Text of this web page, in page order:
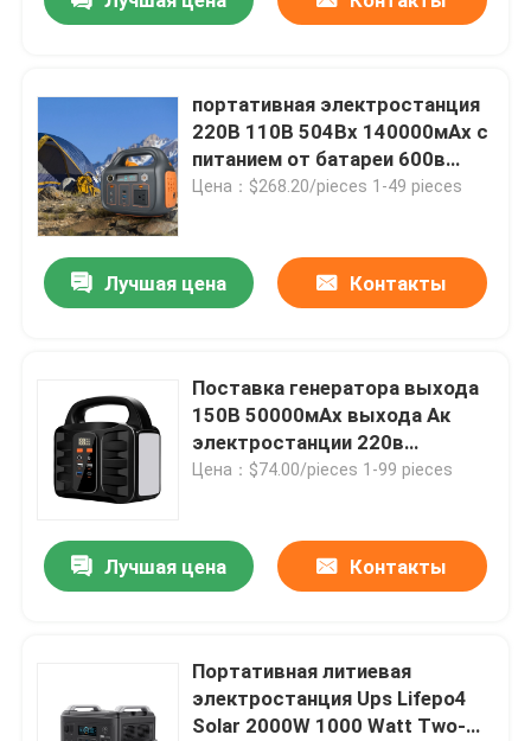
портативная электростанция
220В 110В 504Вх 140000мАх с
питанием от батареи 600в
300В 500в
Цена：$268.20/pieces 1-49 pieces
Лучшая цена Контакты
Поставка генератора выхода
150В 50000мАх выхода Ак
электростанции 220в
солнечной солнечной энергии
Цена：$74.00/pieces 1-99 pieces
Лучшая цена Контакты
Портативная литиевая
электростанция Ups Lifepo4
Solar 2000W 1000 Watt Two-